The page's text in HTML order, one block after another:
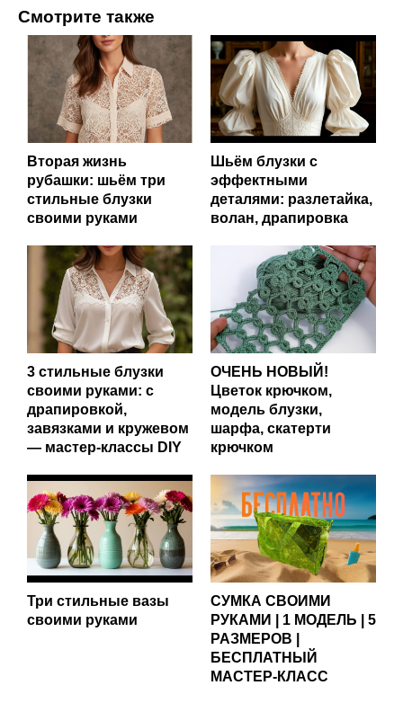
Смотрите также
Вторая жизнь
рубашки: шьём три
стильные блузки
своими руками
Шьём блузки с
эффектными
деталями: разлетайка,
волан, драпировка
3 стильные блузки
своими руками: с
драпировкой,
завязками и кружевом
— мастер‑классы DIY
ОЧЕНЬ НОВЫЙ!
Цветок крючком,
модель блузки,
шарфа, скатерти
крючком
Три стильные вазы
своими руками
СУМКА СВОИМИ
РУКАМИ | 1 МОДЕЛЬ | 5
РАЗМЕРОВ |
БЕСПЛАТНЫЙ
МАСТЕР-КЛАСС